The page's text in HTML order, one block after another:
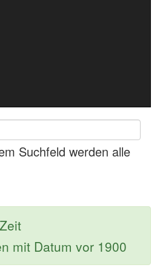
Suchfeld werden alle
mit Datum vor 1900